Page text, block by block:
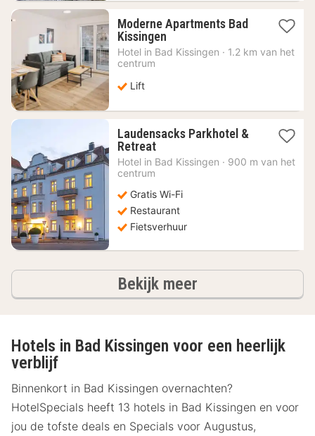
Moderne Apartments Bad
Kissingen1
nacht
Hotel in Bad Kissingen · 1.2 km van het
centrum
Lift
Laudensacks Parkhotel &
Retreat1
nacht
€
Hotel in Bad Kissingen · 900 m van het
centrum
Gratis Wi-Fi
Restaurant
Fietsverhuur
Bekijk meerhotels
Hotels in Bad Kissingen voor een heerlijk
verblijf
Binnenkort in Bad Kissingen overnachten?
HotelSpecials heeft 13 hotels in Bad Kissingen en voor
jou de tofste deals en Specials voor Augustus,